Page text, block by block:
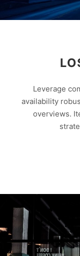
Leverage
availability
overviews.